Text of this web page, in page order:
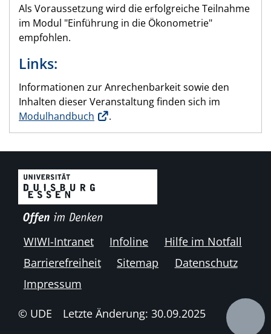
Als Voraussetzung wird die erfolgreiche Teilnahme
im Modul "Einführung in die Ökonometrie"
empfohlen.
Links:
Informationen zur Anrechenbarkeit sowie den
Inhalten dieser Veranstaltung finden sich im
Modulhandbuch
.
WIWI-Intranet Infoline
Hilfe im Notfall
Barrierefreiheit
Sitemap
Datenschutz
Impressum
© UDE Letzte Änderung: 30.09.2025